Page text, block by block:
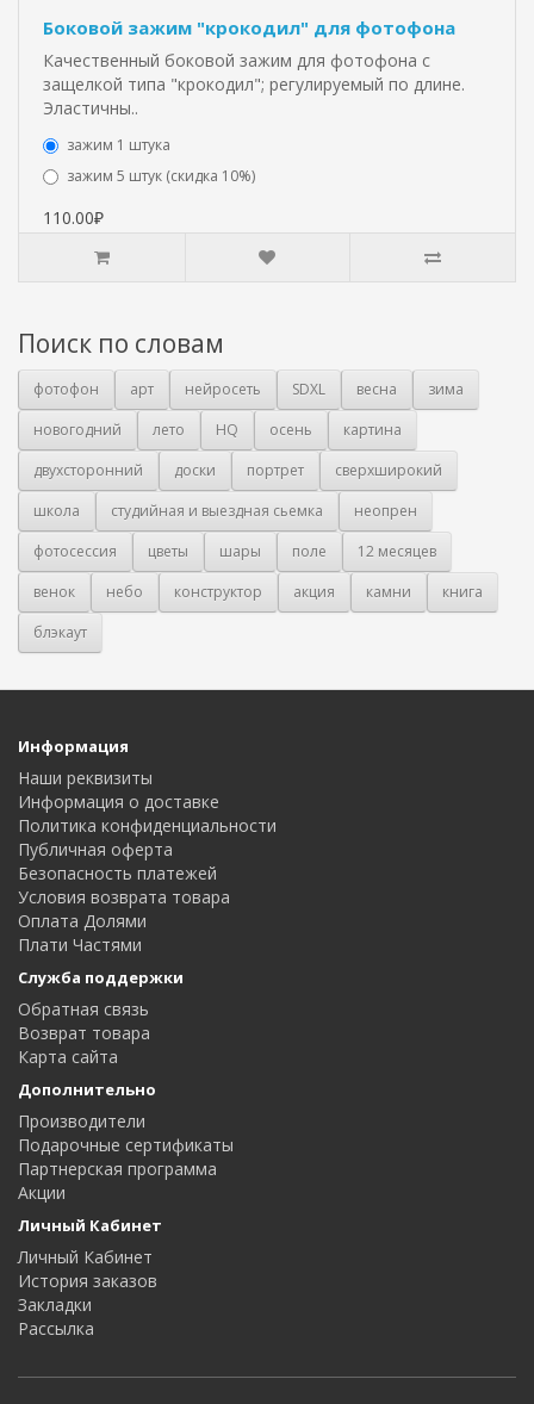
Боковой зажим "крокодил" для фотофона
Качественный боковой зажим для фотофона с
защелкой типа "крокодил"; регулируемый по длине.
Эластичны..
зажим 1 штука
зажим 5 штук (скидка 10%)
110.00₽
Поиск по словам
фотофон арт нейросеть SDXL весна
зима
новогодний
лето HQ осень
картина
двухсторонний
доски портрет
сверхширокий
школа
студийная и выездная сьемка
неопрен
фотосессия
цветы шары поле
12 месяцев
венок
небо конструктор акция камни
книга
блэкаут
Информация
Наши реквизиты
Информация о доставке
Политика конфиденциальности
Публичная оферта
Безопасность платежей
Условия возврата товара
Оплата Долями
Плати Частями
Служба поддержки
Обратная связь
Возврат товара
Карта сайта
Дополнительно
Производители
Подарочные сертификаты
Партнерская программа
Акции
Личный Кабинет
Личный Кабинет
История заказов
Закладки
Рассылка